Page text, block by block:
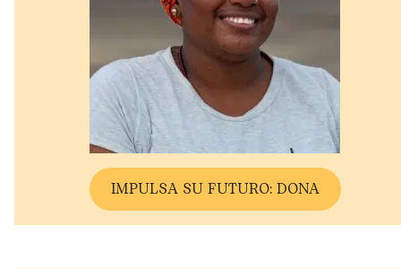
IMPULSA SU FUTURO: DONA